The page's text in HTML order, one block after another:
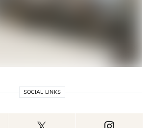
SOCIAL LINKS